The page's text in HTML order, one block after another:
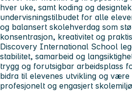
hver uke, samt koding og
undervisningstilbudet for alle
og balansert skolehverdag som
konsentrasjon, kreativitet og
Discovery International School
stabilitet, samarbeid og
trygg og forutsigbar arbeidsplass
bidra til elevenes utvikling og være
profesjonelt og engasjert